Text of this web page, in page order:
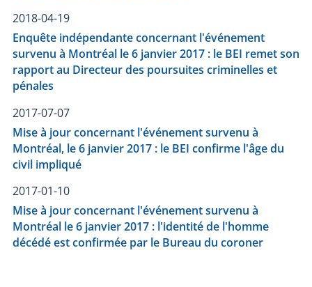
2018-04-19
Enquête indépendante concernant l'événement
survenu à Montréal le 6 janvier 2017 : le BEI remet son
rapport au Directeur des poursuites criminelles et
pénales
2017-07-07
Mise à jour concernant l'événement survenu à
Montréal, le 6 janvier 2017 : le BEI confirme l'âge du
civil impliqué
2017-01-10
Mise à jour concernant l'événement survenu à
Montréal le 6 janvier 2017 : l'identité de l'homme
décédé est confirmée par le Bureau du coroner